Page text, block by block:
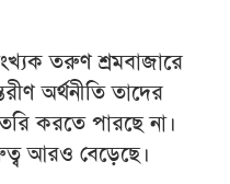
তরুণ শ্রমবাজারে
অর্থনীতি তাদের
করতে পারছে না।
আরও বেড়েছে।